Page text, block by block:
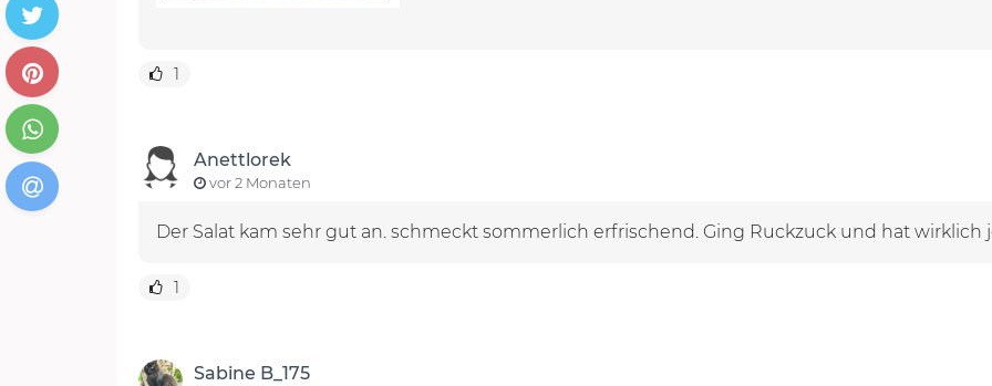
1
Anettlorek
vor 2 Monaten
Der Salat kam sehr gut an. schmeckt sommerlich erfrischend. Ging Ruckzuck und hat
1
Sabine B_175